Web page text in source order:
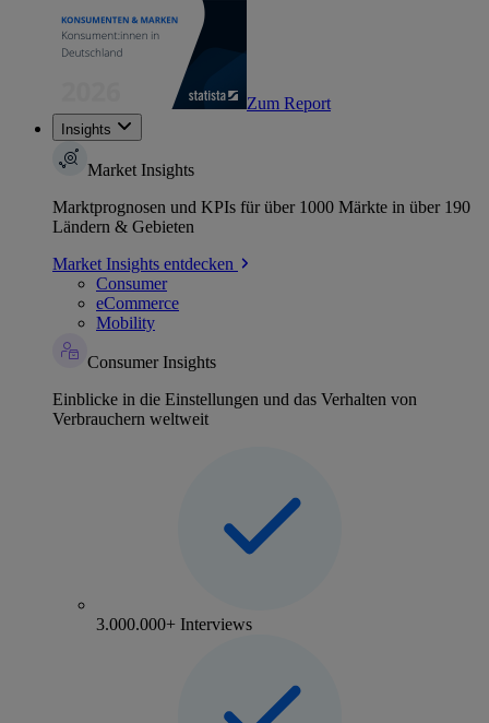
Zum Report
Insights
Market Insights
Marktprognosen und KPIs für über 1000 Märkte in über 190
Ländern & Gebieten
Market Insights entdecken
Consumer
eCommerce
Mobility
Consumer Insights
Einblicke in die Einstellungen und das Verhalten von
Verbrauchern weltweit
3.000.000+ Interviews